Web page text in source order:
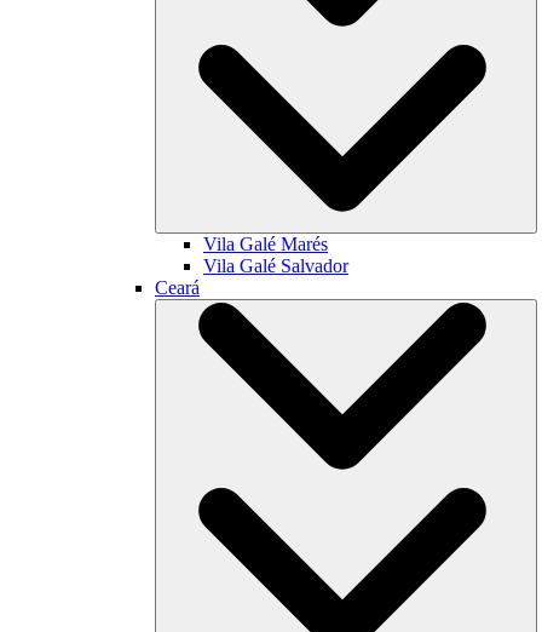
Vila Galé Marés
Vila Galé Salvador
Ceará